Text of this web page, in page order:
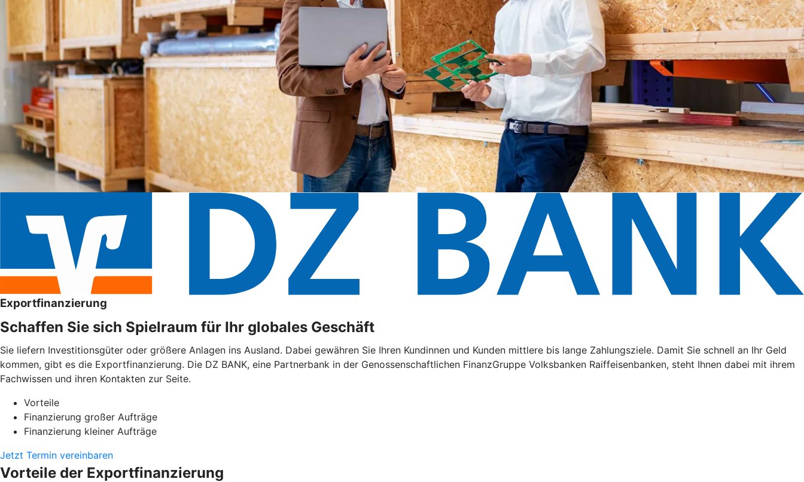
Exportfinanzierung
Schaffen Sie sich Spielraum für Ihr globales Geschäft
Sie liefern Investitionsgüter oder größere Anlagen ins Ausland. Dabei gewähren Sie Ihren Kundinnen und Kunden mittlere bis lange Zahlungsziele. Damit Sie schnell an Ihr Geld
kommen, gibt es die Exportfinanzierung. Die DZ BANK, eine Partnerbank in der Genossenschaftlichen FinanzGruppe Volksbanken Raiffeisenbanken, steht Ihnen dabei mit ihrem
Fachwissen und ihren Kontakten zur Seite.
Vorteile
Finanzierung großer Aufträge
Finanzierung kleiner Aufträge
Jetzt Termin vereinbaren
Vorteile der Exportfinanzierung